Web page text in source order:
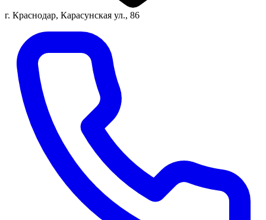
г. Краснодар, Карасунская ул., 86